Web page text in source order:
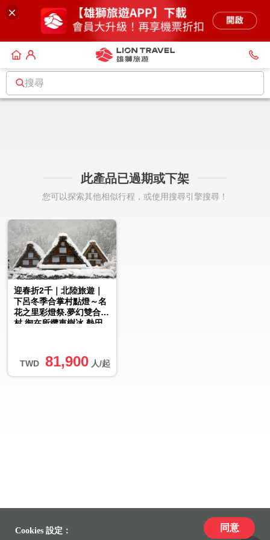
搜尋
此產品已過期或下架
您可以探索其他相似行程，或使用搜尋引擎搜尋！
TWD 81,900 人/起
迎春折2千｜北陸旅遊｜
下呂冬季合掌村點燈～名
花之里彩燈祭.夢幻雙合掌
村.御在所纜車樹冰.熱田
Cookies 設定： 同意